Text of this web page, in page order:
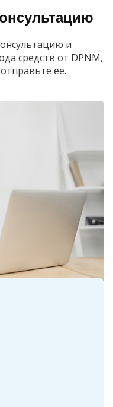
и
средств от DPNM,
ее.